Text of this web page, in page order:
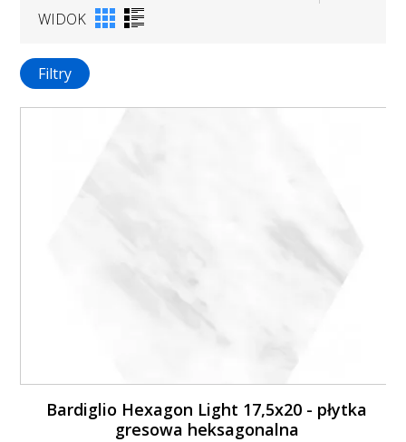
WIDOK
Filtry
Bardiglio Hexagon Light 17,5x20 - płytka
gresowa heksagonalna